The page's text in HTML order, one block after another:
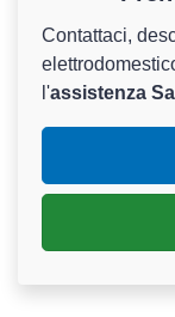
Contattaci,
l'assistenza